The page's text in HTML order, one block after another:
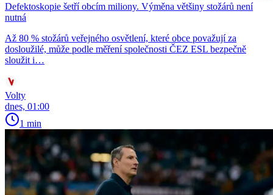
Defektoskopie šetří obcím miliony. Výměna většiny stožárů není
nutná
Až 80 % stožárů veřejného osvětlení, které obce považují za
dosloužilé, může podle měření společnosti ČEZ ESL bezpečně
sloužit i…
Volty
dnes, 01:00
1 min